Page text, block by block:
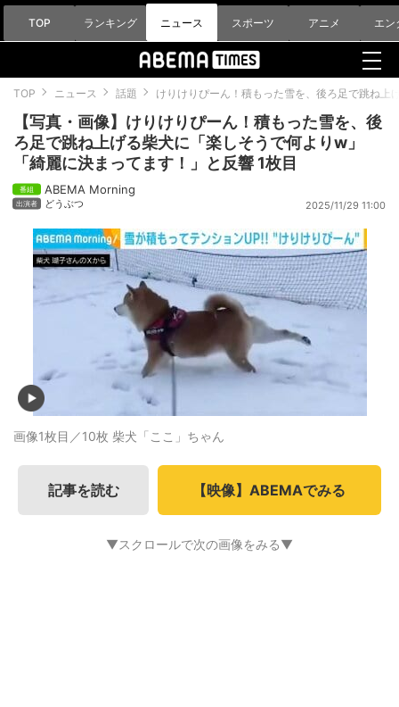
TOP ランキング ニュース スポーツ アニメ エン
TOP ニュース 話題 けりけりぴーん！積もった雪を、後ろ足で跳ね
【写真・画像】けりけりぴーん！積もった雪を、後
ろ足で跳ね上げる柴犬に「楽しそうで何よりw」
「綺麗に決まってます！」と反響 1枚目
ABEMA Morning
どうぶつ 2025/11/29 11:00
画像1枚目／10枚 柴犬「ここ」ちゃん
記事を読む 【映像】ABEMAでみる
▼スクロールで次の画像をみる▼